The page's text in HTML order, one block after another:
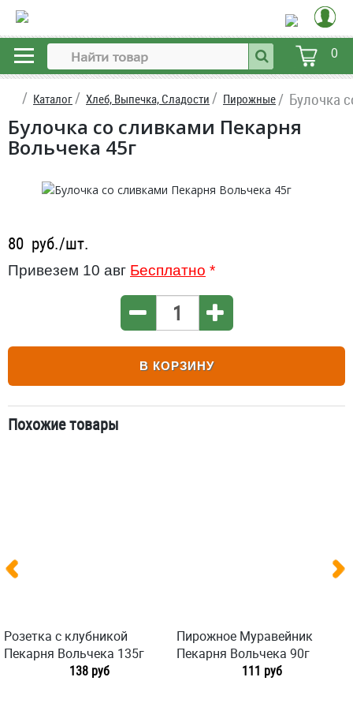
0
Каталог Хлеб, Выпечка, Сладости Пирожные Булочка
Булочка со сливками Пекарня
Вольчека 45г
80 руб./шт.
Привезем 10 авг Бесплатно *
В КОРЗИНУ
Похожие товары
Розетка с клубникой
Пекарня Вольчека 135г
138 руб
Пирожное Муравейник
Пекарня Вольчека 90г
111 руб